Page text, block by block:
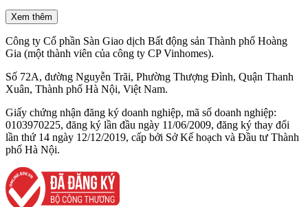
Xem thêm
Công ty Cổ phần Sàn Giao dịch Bất động sản Thành phố Hoàng
Gia (một thành viên của công ty CP Vinhomes).
Số 72A, đường Nguyễn Trãi, Phường Thượng Đình, Quận Thanh
Xuân, Thành phố Hà Nội, Việt Nam.
Giấy chứng nhận đăng ký doanh nghiệp, mã số doanh nghiệp:
0103970225, đăng ký lần đầu ngày 11/06/2009, đăng ký thay đổi
lần thứ 14 ngày 12/12/2019, cấp bởi Sở Kế hoạch và Đầu tư Thành
phố Hà Nội.